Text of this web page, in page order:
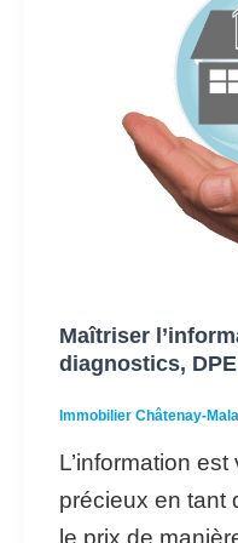
Maîtriser
diagnostics,
Immobilier Châtenay-
L’information
précieux en tant
le prix de
l’information
diagnostics,